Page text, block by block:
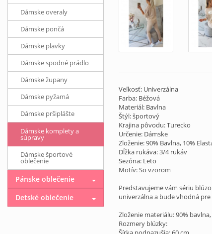
Veľkosť: Univerzálna
Farba: Béžová
Materiál: Bavlna
Štýl: športový
Krajina pôvodu: Turecko
Určenie: Dámske
Zloženie: 90% Bavlna, 10%
Dĺžka rukáva: 3/4 rukáv
Sezóna: Leto
Motív: So vzorom
Predstavujeme vám sériu
univerzálna a bude vhodná
Zloženie materiálu: 90%
Rozmery blúzky:
Dámske overaly
Dámske pončá
Dámske plavky
Dámske spodné prádlo
Dámske župany
Dámske pyžamá
Dámske pršiplášte
Dámske komplety a
súpravy
Dámske športové
oblečenie
Pánske oblečenie
Detské oblečenie